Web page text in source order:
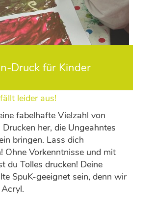
Druck für Kinder
leider aus!
fabelhafte Vielzahl von
Drucken her, die Ungeahntes
bringen. Lass dich
Ohne Vorkenntnisse und mit
du Tolles drucken! Deine
SpuK-geeignet sein, denn wir